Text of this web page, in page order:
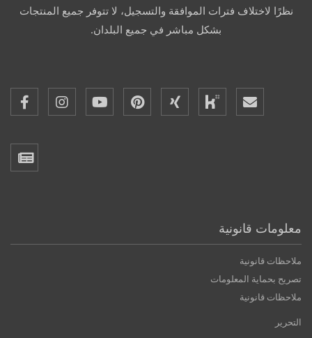
نظرًا لاختلاف فترات الموافقة والتسجيل، لا تتوفر جميع المنتجات
بشكل مباشر في جميع البلدان.
معلومات قانونية
ملاحظات قانونية
تصريح بحماية المعلومات
ملاحظات قانونية
التحرير